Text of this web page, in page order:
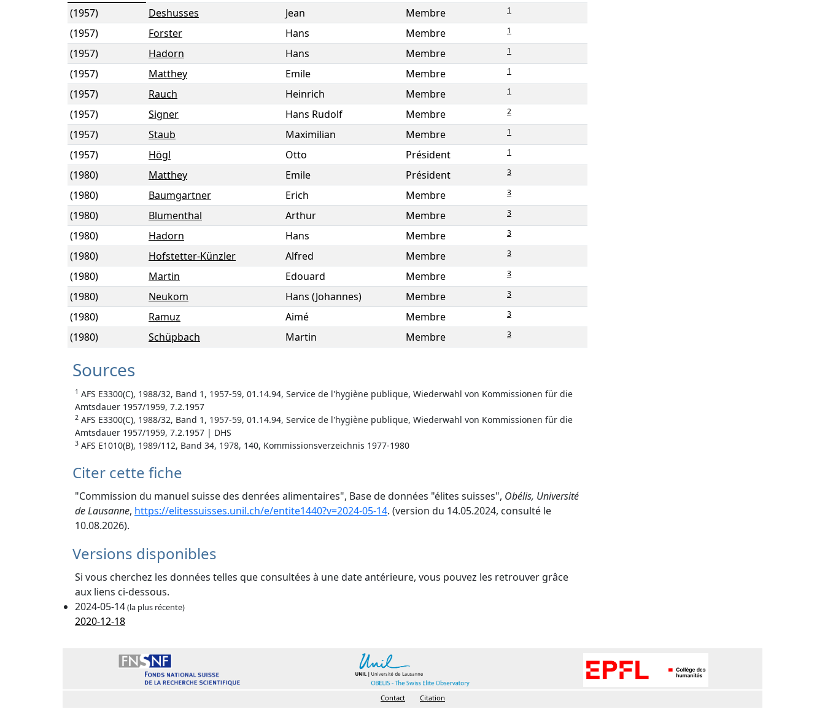
(1957)
Deshusses Jean Membre 1
(1957) Forster Hans Membre 1
(1957) Hadorn Hans Membre 1
(1957) Matthey Emile Membre 1
(1957) Rauch Heinrich Membre 1
(1957) Signer Hans Rudolf Membre 2
(1957) Staub Maximilian Membre 1
(1957) Högl Otto Président 1
(1980) Matthey Emile Président 3
(1980) Baumgartner Erich Membre 3
(1980) Blumenthal Arthur Membre 3
(1980) Hadorn Hans Membre 3
(1980) Hofstetter-Künzler Alfred Membre 3
(1980) Martin Edouard Membre 3
(1980) Neukom Hans (Johannes) Membre 3
(1980) Ramuz Aimé Membre 3
(1980) Schüpbach Martin Membre 3
Sources
1 AFS E3300(C), 1988/32, Band 1, 1957-59, 01.14.94, Service de l'hygiène publique, Wiederwahl von Kommissionen für die
Amtsdauer 1957/1959, 7.2.1957
2 AFS E3300(C), 1988/32, Band 1, 1957-59, 01.14.94, Service de l'hygiène publique, Wiederwahl von Kommissionen für die
Amtsdauer 1957/1959, 7.2.1957 | DHS
3 AFS E1010(B), 1989/112, Band 34, 1978, 140, Kommissionsverzeichnis 1977-1980
Citer cette fiche
"Commission du manuel suisse des denrées alimentaires", Base de données "élites suisses", Obélis, Université
de Lausanne, https://elitessuisses.unil.ch/e/entite1440?v=2024-05-14. (version du 14.05.2024, consulté le
10.08.2026).
Versions disponibles
Si vous cherchez les données telles que consultées à une date antérieure, vous pouvez les retrouver grâce
aux liens ci-dessous.
2024-05-14(la plus récente)
2020-12-18
Contact
Citation